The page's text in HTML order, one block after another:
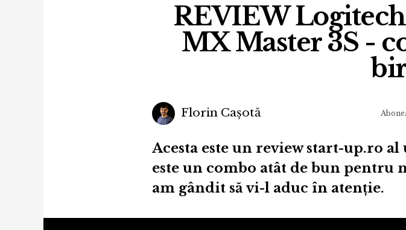
REVIEW
MX Master 3S -
Florin Cașotă
Acesta este un review start-up.ro
este un combo atât de bun
am gândit să vi-l aduc în atenție.